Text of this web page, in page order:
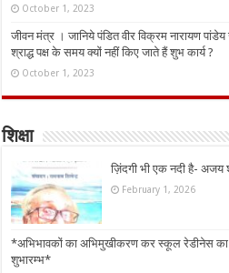
October 1, 2023
जीवन मंत्र । जानिये पंडित वीर विक्रम नारायण
श्राद्ध पक्ष के समय क्यों नहीं किए जाते हैं शुभ कार्य ?
October 1, 2023
शिक्षा
ज़िंदगी भी एक नदी है- अजय
February 1, 2026
*अभिभावकों का अभिमुखीकरण कर स्कूल रेडीनेस
शुभारम्भ*